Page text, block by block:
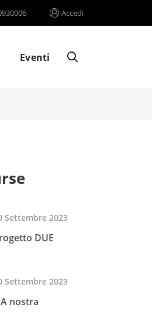
Accedi
Eventi
Settembre 2023
DUE
Settembre 2023
nostra